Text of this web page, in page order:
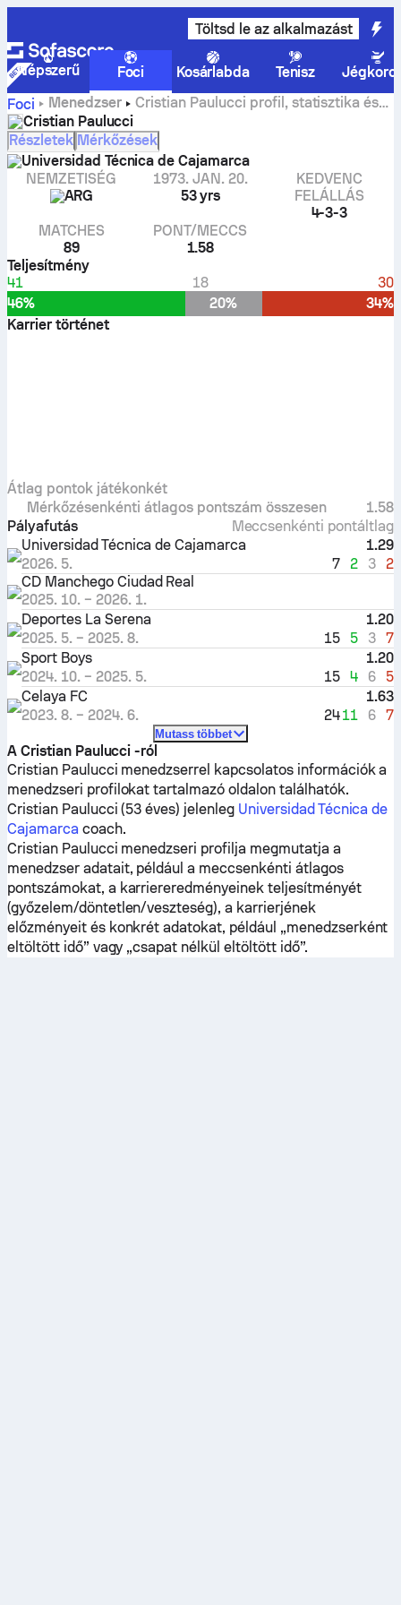
Töltsd le az alkalmazást
Népszerű Foci Kosárlabda Tenisz
Foci
Menedzser
Cristian Paulucci profil, statisztika és
karrierelőzmény
Cristian Paulucci
Részletek Mérkőzések
Universidad Técnica de Cajamarca
NEMZETISÉG
ARG
1973. JAN. 20.
53 yrs
KEDVENC
FELÁLLÁS
4-3-3
MATCHES
89
PONT/MECCS
1.58
Teljesítmény
41
18
30
46%
20%
34%
Karrier történet
Átlag pontok játékonkét
Mérkőzésenkénti átlagos pontszám összesen
1.58
Pályafutás
Meccsenkénti pontáltlag
Universidad Técnica de Cajamarca
1.29
2026. 5.
7 2 3
2
CD Manchego Ciudad Real
2025. 10. – 2026. 1.
Deportes La Serena
1.20
2025. 5. – 2025. 8. 15 5 3 7
Sport Boys
1.20
2024. 10. – 2025. 5. 15 4 6
5
Celaya FC
1.63
2023. 8. – 2024. 6. 2411 6 7
Mutass többet
A Cristian Paulucci -ról
Cristian Paulucci menedzserrel kapcsolatos információk a
menedzseri profilokat tartalmazó oldalon találhatók.
Cristian Paulucci (53 éves) jelenleg Universidad Técnica de
Cajamarca coach.
Cristian Paulucci menedzseri profilja megmutatja a
menedzser adatait, például a meccsenkénti átlagos
pontszámokat, a karriereredményeinek teljesítményét
(győzelem/döntetlen/veszteség), a karrierjének
előzményeit és konkrét adatokat, például „menedzserként
eltöltött idő” vagy „csapat nélkül eltöltött idő”.